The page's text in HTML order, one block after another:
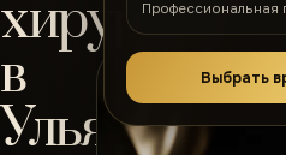
Профессиональная
Выбрать
хирургия
в
Ульяновске